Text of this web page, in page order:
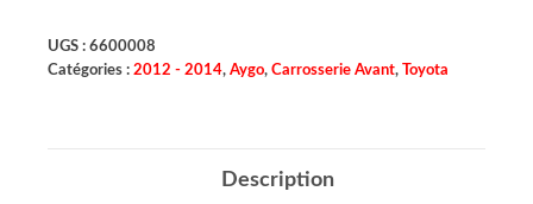
UGS : 6600008
Catégories : 2012 - 2014, Aygo, Carrosserie Avant, Toyota
Description